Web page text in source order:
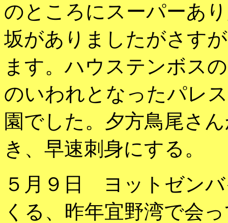
のところにスーパーあ
坂がありましたがさす
ます。ハウステンボス
のいわれとなったパレ
園でした。夕方鳥尾さ
き、早速刺身にする。
５月９日 ヨットゼン
くる、昨年宜野湾で会